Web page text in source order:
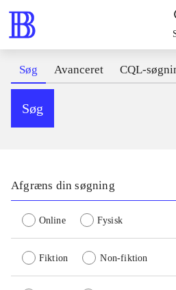
Søg Avanceret CQL-
Søg
Afgræns din søgning
Online Fysisk
Fiktion Non-fiktion